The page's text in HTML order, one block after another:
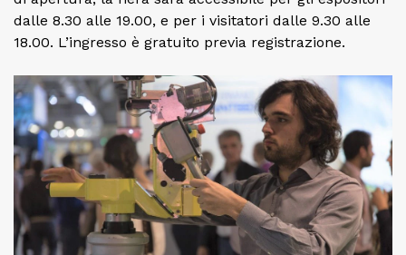
dalle 8.30 alle 19.00, e per i visitatori dalle 9.30 alle
18.00. L’ingresso è gratuito previa registrazione.